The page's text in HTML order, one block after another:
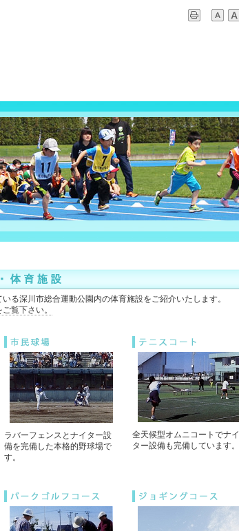
る深川市総合運動公園内の体育施設をご紹介いたします。
覧下さい。
ラバーフェンスとナイター設
備を完備した本格的野球場で
す。
全天候型オムニコートでナイ
ター設備も完備しています。